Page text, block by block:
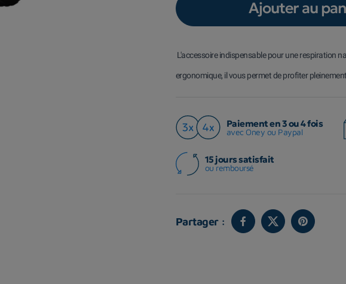
Ajouter au
L'accessoire indispensable pour une respiration
ergonomique, il vous permet de profiter
Paiement en 3 ou 4 fois
avec Oney ou Paypal
15 jours satisfait
ou remboursé
Partager :